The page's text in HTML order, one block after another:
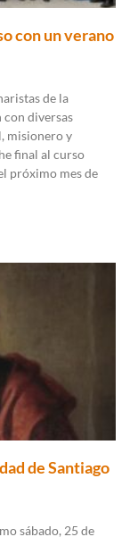
con un verano
de la
diversas
misionero y
final al curso
próximo mes de
de Santiago
sábado, 25 de